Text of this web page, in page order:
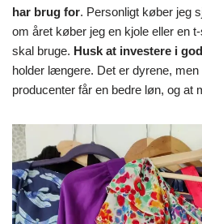
har brug for. Personligt køber jeg
om året køber jeg en kjole eller en
skal bruge. Husk at investere i
holder længere. Det er dyrene,
producenter får en bedre løn, og at